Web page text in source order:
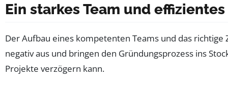
Ein starkes Team und
Der Aufbau eines kompetenten Teams und das
negativ aus und bringen den Gründungsprozess ins
Projekte verzögern kann.